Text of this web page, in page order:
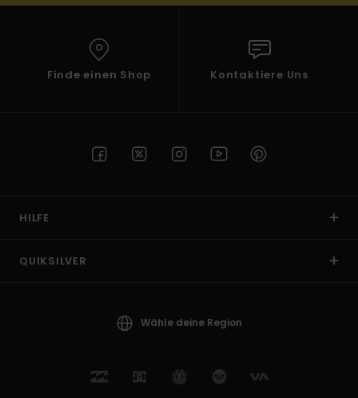
Finde einen Shop Kontaktiere Uns
HILFE
QUIKSILVER
Wähle deine Region